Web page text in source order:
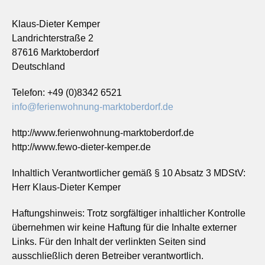
Klaus-Dieter Kemper
Landrichterstraße 2
87616 Marktoberdorf
Deutschland
Telefon: +49 (0)8342 6521
info@ferienwohnung-marktoberdorf.de
http://www.ferienwohnung-marktoberdorf.de
http://www.fewo-dieter-kemper.de
Inhaltlich Verantwortlicher gemäß § 10 Absatz 3 MDStV:
Herr Klaus-Dieter Kemper
Haftungshinweis: Trotz sorgfältiger inhaltlicher Kontrolle
übernehmen wir keine Haftung für die Inhalte externer
Links. Für den Inhalt der verlinkten Seiten sind
ausschließlich deren Betreiber verantwortlich.